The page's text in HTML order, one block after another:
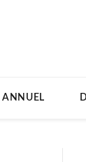
ANNUEL